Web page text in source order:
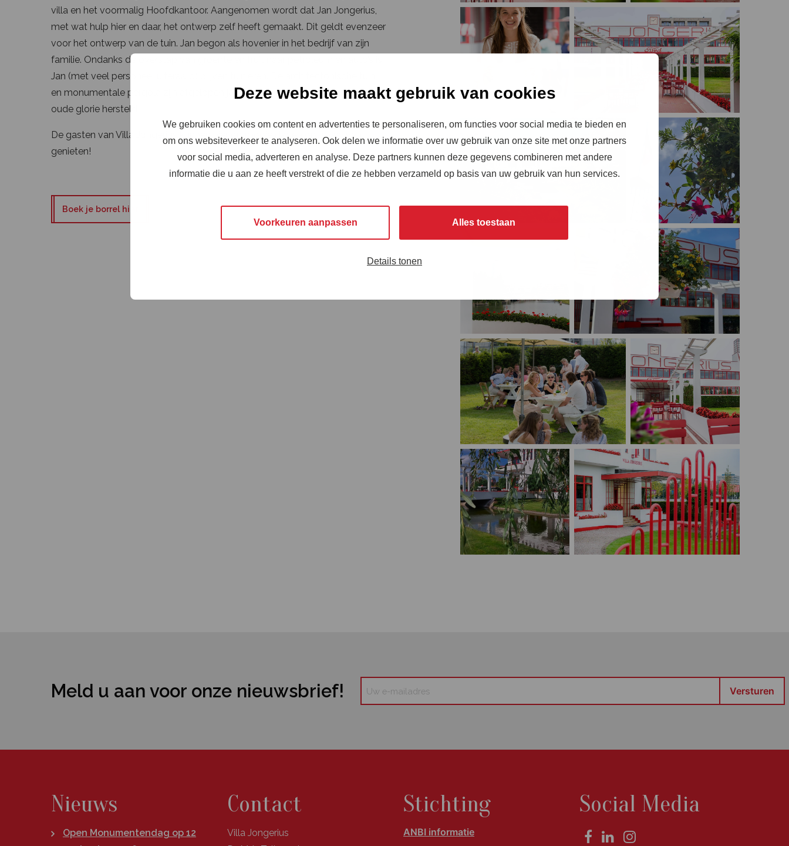
Deze website maakt gebruik van cookies
We gebruiken cookies om content en advertenties te personaliseren, om functies voor social media te bieden en
om ons websiteverkeer te analyseren. Ook delen we informatie over uw gebruik van onze site met onze partners
voor social media, adverteren en analyse. Deze partners kunnen deze gegevens combineren met andere
informatie die u aan ze heeft verstrekt of die ze hebben verzameld op basis van uw gebruik van hun services.
Voorkeuren aanpassen Alles toestaan
Details tonen
villa en het voormalig Hoofdkantoor. Aangenomen wordt dat Jan Jongerius,
met wat hulp hier en daar, het ontwerp zelf heeft gemaakt. Dit geldt evenzeer
voor het ontwerp van de tuin. Jan begon als hovenier in het bedrijf van zijn
familie. Ondanks de overstap van groente en fruit naar petroleum en auto’s is
Jan (met veel personeel uiteraard) blijven tuinieren. De architectonische tuin
en monumentale pergola zijn afgelopen jaren met veel aandacht en liefde in
oude glorie hersteld!
De gasten van Villa Jongerius kunnen hier op mooie dagen optimaal van
genieten!
Boek je borrel hier
Meld u aan voor onze nieuwsbrief!
Nieuws
Open Monumentendag op 12
Contact
Villa Jongerius
Stichting
ANBI informatie
Social Media